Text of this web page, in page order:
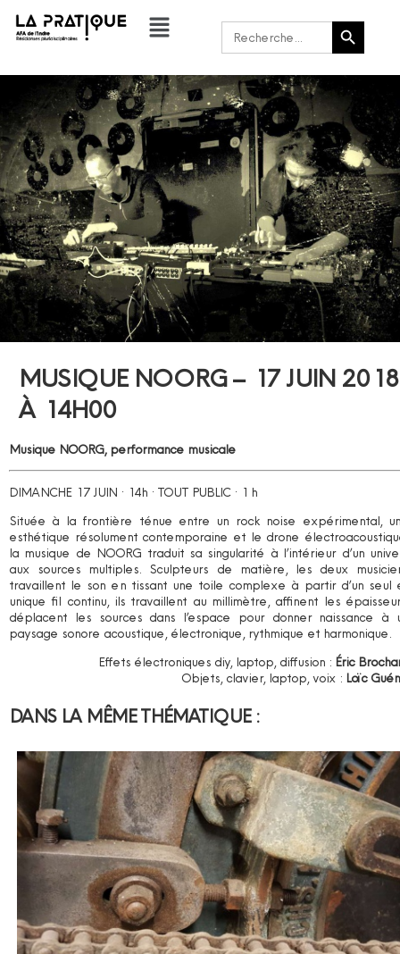
Rechercher : Bouton de recherche
MUSIQUE NOORG – 17 JUIN 2018
À 14H00
Musique NOORG, performance musicale
DIMANCHE 17 JUIN · 14h · TOUT PUBLIC · 1 h
Située à la frontière ténue entre un rock noise expérimental,
esthétique résolument contemporaine et le drone
la musique de NOORG traduit sa singularité à l’intérieur d’un
aux sources multiples. Sculpteurs de matière, les deux
travaillent le son en tissant une toile complexe à partir d’un seul
unique fil continu, ils travaillent au millimètre, affinent les
déplacent les sources dans l’espace pour donner naissance à
paysage sonore acoustique, électronique, rythmique et harmonique.
Effets électroniques diy, laptop, diffusion : Éric
Objets, clavier, laptop, voix : Loïc
DANS LA MÊME THÉMATIQUE :